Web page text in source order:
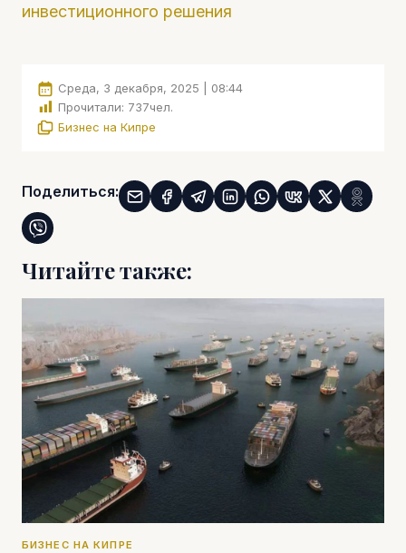
инвестиционного решения
Среда, 3 декабря, 2025 | 08:44
Прочитали: 737чел.
Бизнес на Кипре
Поделиться:
Читайте также:
БИЗНЕС НА КИПРЕ